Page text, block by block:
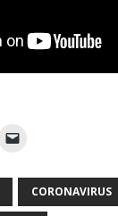
CORONAVIRUS